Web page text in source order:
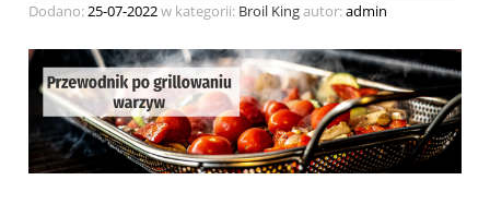
Dodano:25-07-2022w kategorii: Broil Kingautor:admin